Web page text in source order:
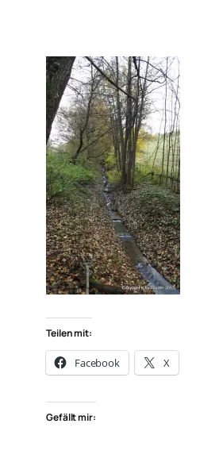
Teilen mit:
Facebook X
Gefällt mir: